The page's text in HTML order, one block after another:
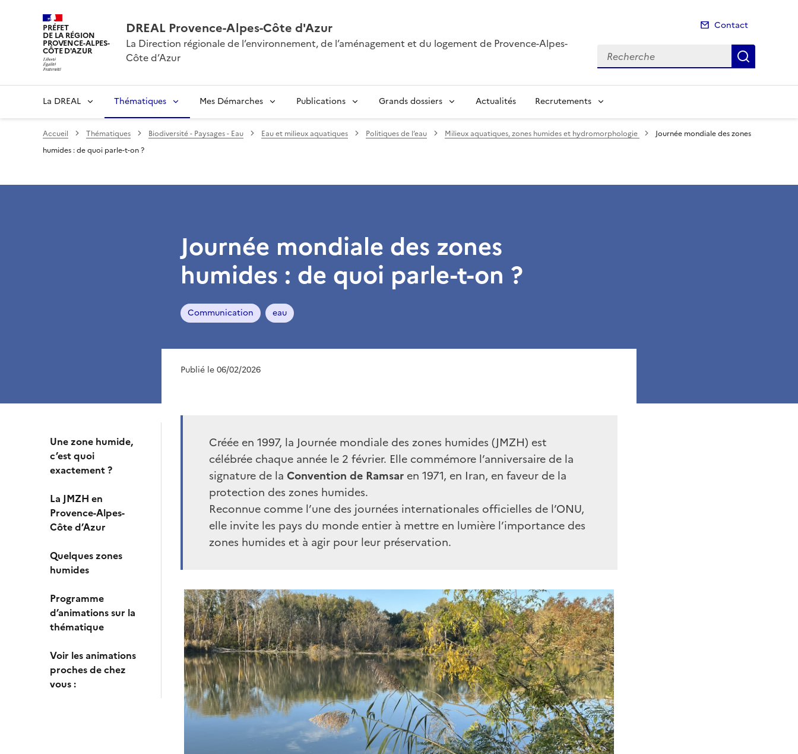
PRÉFET
DE LA RÉGION
PROVENCE-ALPES-
CÔTE D'AZUR
DREAL Provence-Alpes-Côte d'Azur
La Direction régionale de l’environnement, de l’aménagement et du logement de Provence-Alpes-
Côte d’Azur
Contact
Recherche
La DREAL Thématiques Mes Démarches Publications Grands dossiers Actualités Recrutements
Accueil Thématiques Biodiversité - Paysages - Eau Eau et milieux aquatiques Politiques de l’eau Milieux aquatiques, zones humides et hydromorphologie
Journée mondiale des zones
humides : de quoi parle-t-on ?
Une zone humide,
c’est quoi
exactement ?
La JMZH en
Provence-Alpes-
Côte d’Azur
Quelques zones
humides
Programme
d’animations sur la
thématique
Voir les animations
proches de chez
vous :
Journée mondiale des zones
humides : de quoi parle-t-on ?
Communication eau
Publié le 06/02/2026
Créée en 1997, la Journée mondiale des zones humides (JMZH) est
célébrée chaque année le 2 février. Elle commémore l’anniversaire de la
signature de la Convention de Ramsar en 1971, en Iran, en faveur de la
protection des zones humides.
Reconnue comme l’une des journées internationales officielles de l’ONU,
elle invite les pays du monde entier à mettre en lumière l’importance des
zones humides et à agir pour leur préservation.